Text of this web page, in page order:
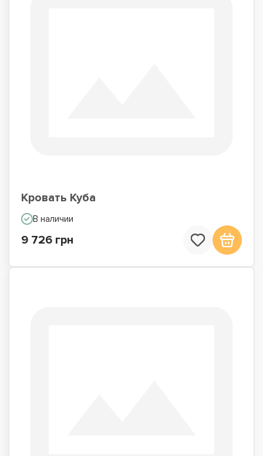
Кровать Куба
В наличии
9 726 грн